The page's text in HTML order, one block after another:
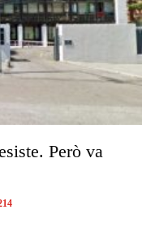
Però va